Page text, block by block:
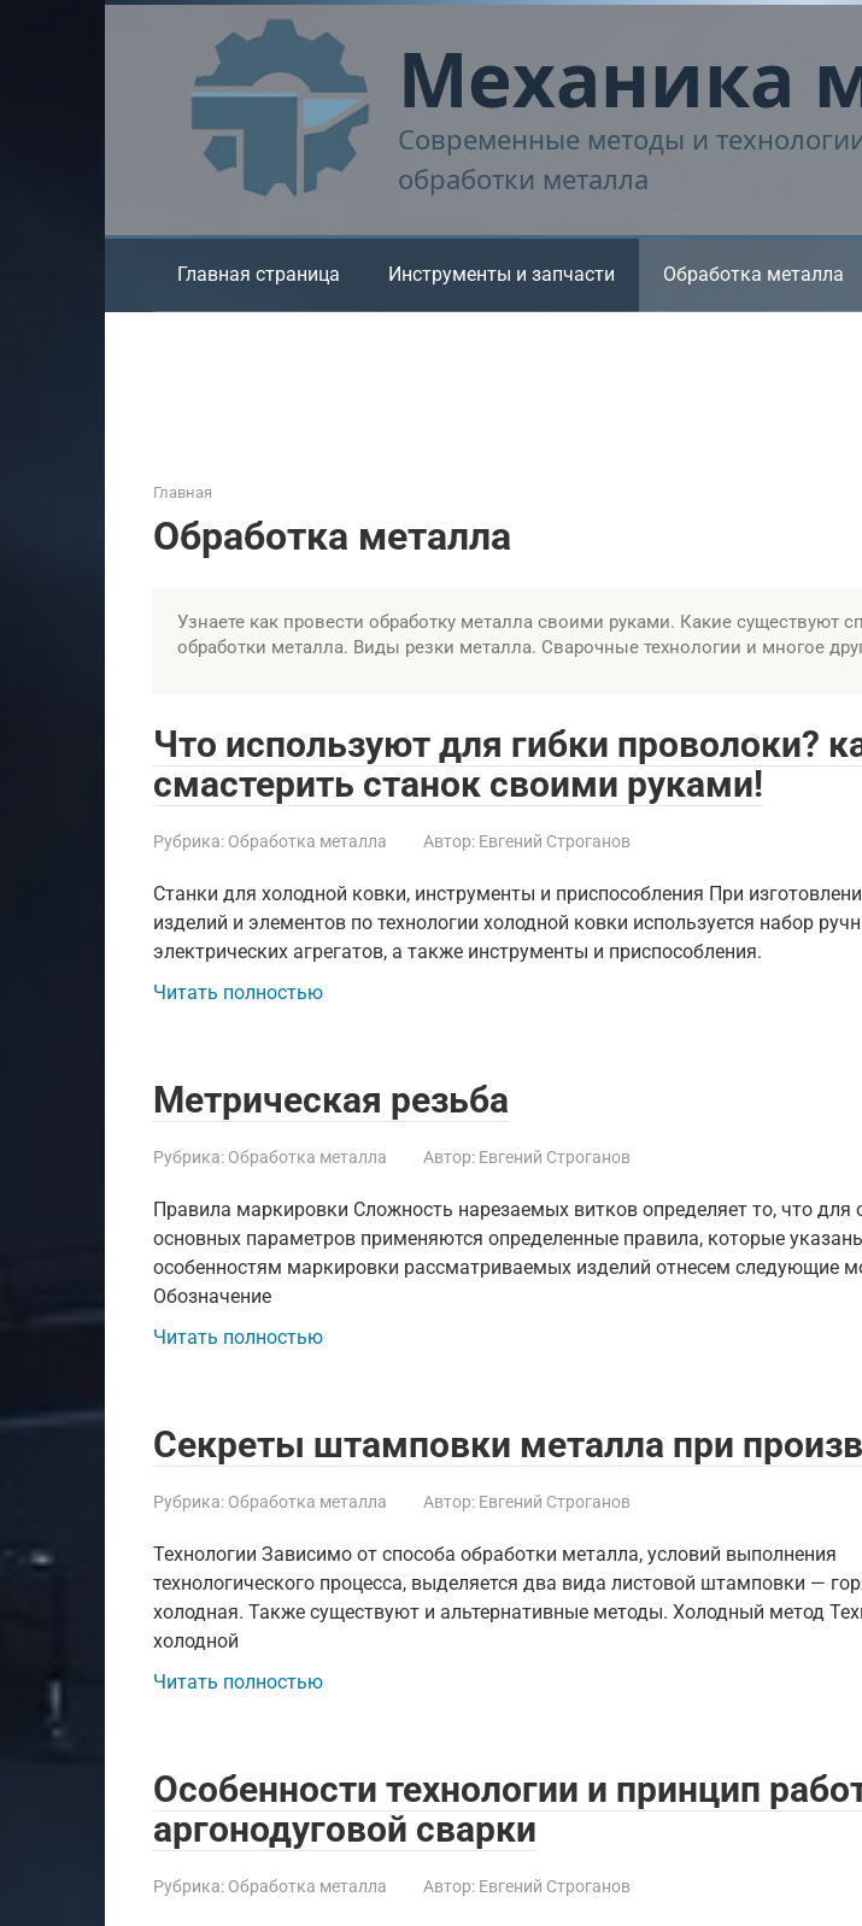
Механика
Современные методы и
обработки металла
Главная страница Инструменты и запчасти Обработка металла
Главная
Обработка металла
Узнаете как провести обработку металла своими руками. Какие существуют
обработки металла. Виды резки металла. Сварочные технологии и многое
Что используют для гибки проволоки?
смастерить станок своими руками!
Рубрика: Обработка металла Автор: Евгений Строганов
Станки для холодной ковки, инструменты и приспособления При
изделий и элементов по технологии холодной ковки используется набор
электрических агрегатов, а также инструменты и приспособления.
Читать полностью
Метрическая резьба
Рубрика: Обработка металла Автор: Евгений Строганов
Правила маркировки Сложность нарезаемых витков определяет то, что для
основных параметров применяются определенные правила, которые
особенностям маркировки рассматриваемых изделий отнесем следующие
Обозначение
Читать полностью
Секреты штамповки металла при
Рубрика: Обработка металла Автор: Евгений Строганов
Технологии Зависимо от способа обработки металла, условий выполнения
технологического процесса, выделяется два вида листовой штамповки —
холодная. Также существуют и альтернативные методы. Холодный метод
холодной
Читать полностью
Особенности технологии и принцип
аргонодуговой сварки
Рубрика: Обработка металла Автор: Евгений Строганов